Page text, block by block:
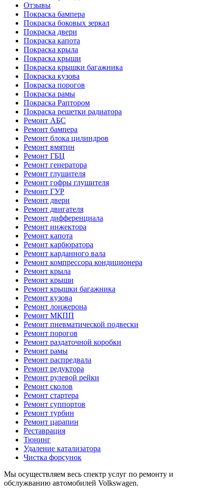
Отзывы
Покраска бампера
Покраска боковых зеркал
Покраска двери
Покраска капота
Покраска крыла
Покраска крыши
Покраска крышки багажника
Покраска кузова
Покраска порогов
Покраска рамы
Покраска Раптором
Покраска решетки радиатора
Ремонт АБС
Ремонт бампера
Ремонт блока цилиндров
Ремонт вмятин
Ремонт ГБЦ
Ремонт генератора
Ремонт глушителя
Ремонт гофры глушителя
Ремонт ГУР
Ремонт двери
Ремонт двигателя
Ремонт дифференциала
Ремонт инжектора
Ремонт капота
Ремонт карбюратора
Ремонт карданного вала
Ремонт компрессора кондиционера
Ремонт крыла
Ремонт крыши
Ремонт крышки багажника
Ремонт кузова
Ремонт лонжерона
Ремонт МКПП
Ремонт пневматической подвески
Ремонт порогов
Ремонт раздаточной коробки
Ремонт рамы
Ремонт распредвала
Ремонт редуктора
Ремонт рулевой рейки
Ремонт сколов
Ремонт стартера
Ремонт суппортов
Ремонт турбин
Ремонт царапин
Реставрация
Тюнинг
Удаление катализатора
Чистка форсунок
Мы осуществляем весь спектр услуг по ремонту и
обслужванию автомобилей Volkswagen.